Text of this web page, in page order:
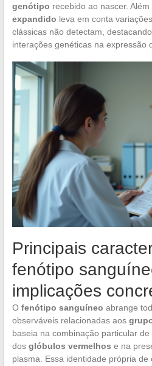
genótipo recebido ao nascer. Além
expandido leva em conta
clássicas não detectam,
interações genéticas na expressão
Principais
fenótipo
implicações
O fenótipo sanguíneo abrange
observáveis relacionadas aos
baseia na combinação particular de
dos glóbulos vermelhos e na
plasma. Essa identidade própria